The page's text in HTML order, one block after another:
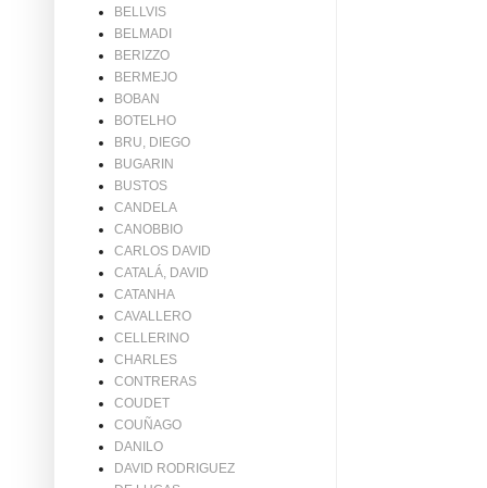
BELLVIS
BELMADI
BERIZZO
BERMEJO
BOBAN
BOTELHO
BRU, DIEGO
BUGARIN
BUSTOS
CANDELA
CANOBBIO
CARLOS DAVID
CATALÁ, DAVID
CATANHA
CAVALLERO
CELLERINO
CHARLES
CONTRERAS
COUDET
COUÑAGO
DANILO
DAVID RODRIGUEZ